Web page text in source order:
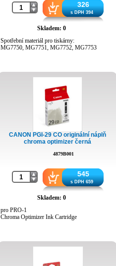
326
s DPH 394
Skladem: 0
Spotřební materiál pro tiskárny:
MG7750, MG7751, MG7752, MG7753
CANON PGI-29 CO originální náplň
chroma optimizer černá
4879B001
545
s DPH 659
Skladem: 0
pro PRO-1
Chroma Optimizer Ink Cartridge